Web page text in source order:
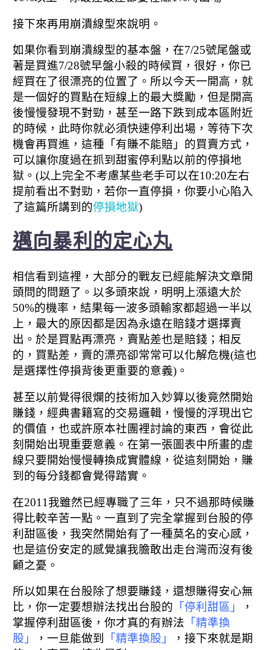
接下來再用崩潰線型來說明。
如果你看到崩潰線型的基本盤，在7/25號尾盤或
著是買進7/28號早盤小殺的時候買， 很好，你已
經買在了很漂亮的位置了。 所以今天一開高，就
是一個好的買點在短線上的最大獎勵，但是開高
後慢慢發現不對勁， 甚至一路下跌到成本區附近
的時候，此時你就必須快速停利出場，等待下次
機會再買進， 這種「有賺不能賠」的買賣方式，
可以讓你度過在抓到甜蜜停利點以前的停損地
獄。 (以上完全不考慮某些老手可以在10:20左右
提前看出不對勁， 若你一直停損，你要小心陷入
了這篇所講到的停損地獄)
邁向暴利的定心丸
相信看到這裡，大部分的戰友已經能解決文章開
頭問的問題了。 以多頭來說，明明上漲遠大於
50%的機率，結果每一波多頭輸家都超過一半以
上， 最大的原因都是因為永遠在賠錢才選擇賣
出。 於是買點再漂亮，賣點差也是賠錢； 相反
的，買點差，賣的漂亮卻常常可以化解危機(這也
是選擇性停損背後更重要的意義)。
甚至以前覺得很爛的技術加入妙算以後竟然開始
賺錢，經典書籍寫的交易邏輯， 慢慢的浮現出它
的價值，也或許原本社團裡討論的東西，會從此
刻開始出現重要意義。 在第一張圖表中所畫的虛
線只要開始慢慢轉換成實體線， 從這刻開始，賺
到的每分錢都會覺得踏實。
在2011我雖然已經專職了三年，只不過那時候賺
得比較辛苦一點。 一直到了完全掌握到台股的停
利甜區後，我突然開始有了一種莫名的安心感，
也是這份安定的感覺讓我膽敢出走台灣而沒有後
顧之憂。
所以如果在台股除了想要賺錢，還想賺得安心無
比， 你一定要想辦法找出台股的 「停利甜區」
，
掌握停利甜區後，你才真的有辦法 「精準換
股」
， 一旦能做到 「精準換股」
，接下來就是期